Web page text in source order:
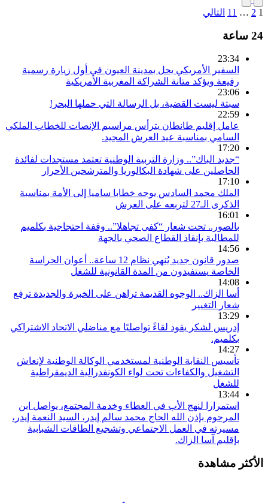
1
2
…
11 التالي
24 ساعة
23:34
السفير الأمريكي يحل بمدينة العيون في أول زيارة رسمية
رفيعة ويؤكد متانة الشراكة المغربية الأمريكية
23:06
سبتة ليست القضية، بل الرسالة التي حملها البحر!
22:59
عامل إقليم طانطان يترأس مراسيم الإنصات للخطاب الملكي
السامي بمناسبة عيد العرش المجيد.
17:20
“جديد الباك”.. وزارة التربية الوطنية تعتمد مستجدات لفائدة
الحاصلين على شهادة البكالوريا والمترشحين الأحرار
17:10
الملك محمد السادس يوجه خطابا ساميا إلى الأمة بمناسبة
الذكرى الـ27 لتربعه على العرش
16:01
بالصور.. تحت شعار “كفى تجاهلا”.. وقفة احتجاجية بكلميم
للمطالبة بإنقاذ القطاع الصحي بالجهة
14:56
صدور قانون جديد يُنهي نظام 12 ساعة.. أعوان الحراسة
الخاصة يستفيدون من المدة القانونية للشغل
14:08
أسا الزاك.. الوجوه القديمة تراهن على الخبرة والجديدة ترفع
شعار التغيير
13:29
إدريس لشكر يقود لقاءً تواصليًا مع مناضلي الاتحاد الاشتراكي
بكلميم.
14:27
تأسيس النقابة الوطنية لمستخدمي الوكالة الوطنية لإنعاش
التشغيل والكفاءات تحت لواء الكونفدرالية الديمقراطية
للشغل
13:44
استمرارا لنهج الأب في العطاء وخدمة المجتمع، يواصل ابن
المرحوم بإذن الله الحاج محمد سالم إيدر، السيد النعمة إيدر،
مسيرته في العمل الاجتماعي وتشجيع الطاقات الشبابية
بإقليم آسا الزاك.
الأكثر مشاهدة